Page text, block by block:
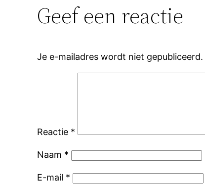
Geef een reactie
Je e-mailadres wordt niet gepubliceerd.
Reactie *
Naam *
E-mail *